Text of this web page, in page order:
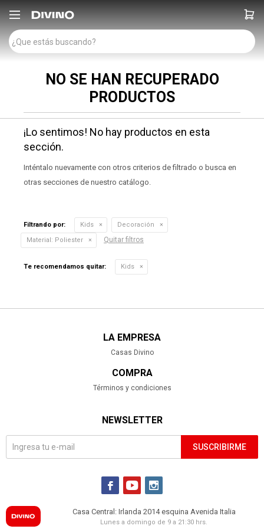

NO SE HAN RECUPERADO
PRODUCTOS
¡Lo sentimos! No hay productos en esta
sección.
Inténtalo nuevamente con otros criterios de filtrado o busca en
otras secciones de nuestro catálogo.
Filtrando por: Kids
Decoración
Material: Poliester Quitar filtros
Te recomendamos quitar: Kids
LA EMPRESA
Casas Divino
COMPRA
Términos y condiciones
NEWSLETTER
SUSCRIBIRME
  
Casa Central: Irlanda 2014 esquina Avenida Italia
Lunes a domingo de 9 a 21:30 hrs.